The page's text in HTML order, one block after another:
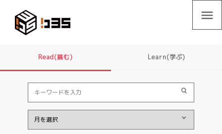
menu
Read(読む) Learn(学ぶ)